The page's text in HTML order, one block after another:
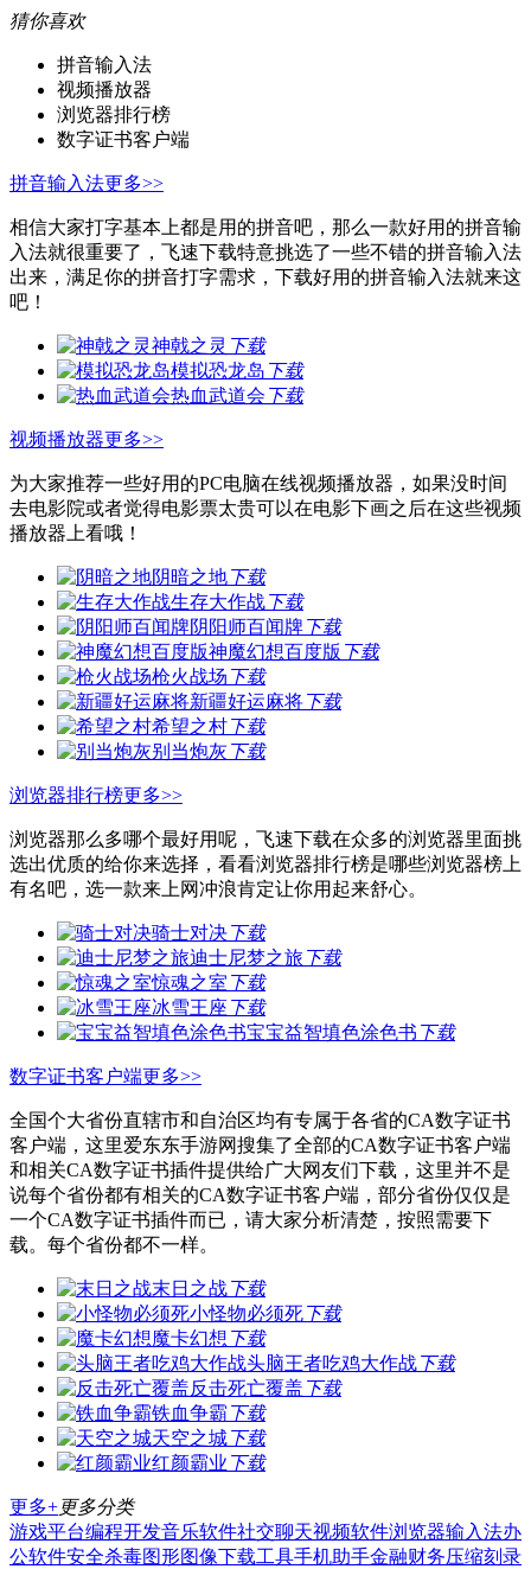
猜你喜欢
拼音输入法
视频播放器
浏览器排行榜
数字证书客户端
拼音输入法更多>>
相信大家打字基本上都是用的拼音吧，那么一款好用的拼音输
入法就很重要了，飞速下载特意挑选了一些不错的拼音输入法
出来，满足你的拼音打字需求，下载好用的拼音输入法就来这
吧！
神戟之灵 下载
模拟恐龙岛 下载
热血武道会 下载
视频播放器更多>>
为大家推荐一些好用的PC电脑在线视频播放器，如果没时间
去电影院或者觉得电影票太贵可以在电影下画之后在这些视频
播放器上看哦！
阴暗之地下载
生存大作战下载
阴阳师百闻牌下载
神魔幻想百度版 下载
枪火战场 下载
新疆好运麻将下载
希望之村下载
别当炮灰 下载
浏览器排行榜更多>>
浏览器那么多哪个最好用呢，飞速下载在众多的浏览器里面挑
选出优质的给你来选择，看看浏览器排行榜是哪些浏览器榜上
有名吧，选一款来上网冲浪肯定让你用起来舒心。
骑士对决下载
迪士尼梦之旅 下载
惊魂之室 下载
冰雪王座 下载
宝宝益智填色涂色书 下载
数字证书客户端更多>>
全国个大省份直辖市和自治区均有专属于各省的CA数字证书
客户端，这里爱东东手游网搜集了全部的CA数字证书客户端
和相关CA数字证书插件提供给广大网友们下载，这里并不是
说每个省份都有相关的CA数字证书客户端，部分省份仅仅是
一个CA数字证书插件而已，请大家分析清楚，按照需要下
载。每个省份都不一样。
末日之战下载
小怪物必须死下载
魔卡幻想 下载
头脑王者吃鸡大作战下载
反击死亡覆盖 下载
铁血争霸 下载
天空之城下载
红颜霸业 下载
更多+更多分类
游戏平台编程开发音乐软件社交聊天视频软件浏览器输入法办
公软件安全杀毒图形图像下载工具手机助手金融财务压缩刻录